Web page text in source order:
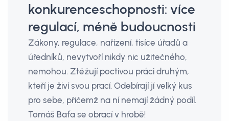
konkurenceschopnosti: více
regulací, méně budoucnosti
Zákony, regulace, nařízení, tisíce úřadů a
úředníků, nevytvoří nikdy nic užitečného,
nemohou. Ztěžují poctivou práci druhým,
kteří je živí svou prací. Odebírají jí velký kus
pro sebe, přičemž na ní nemají žádný podíl.
Tomáš Baťa se obrací v hrobě!